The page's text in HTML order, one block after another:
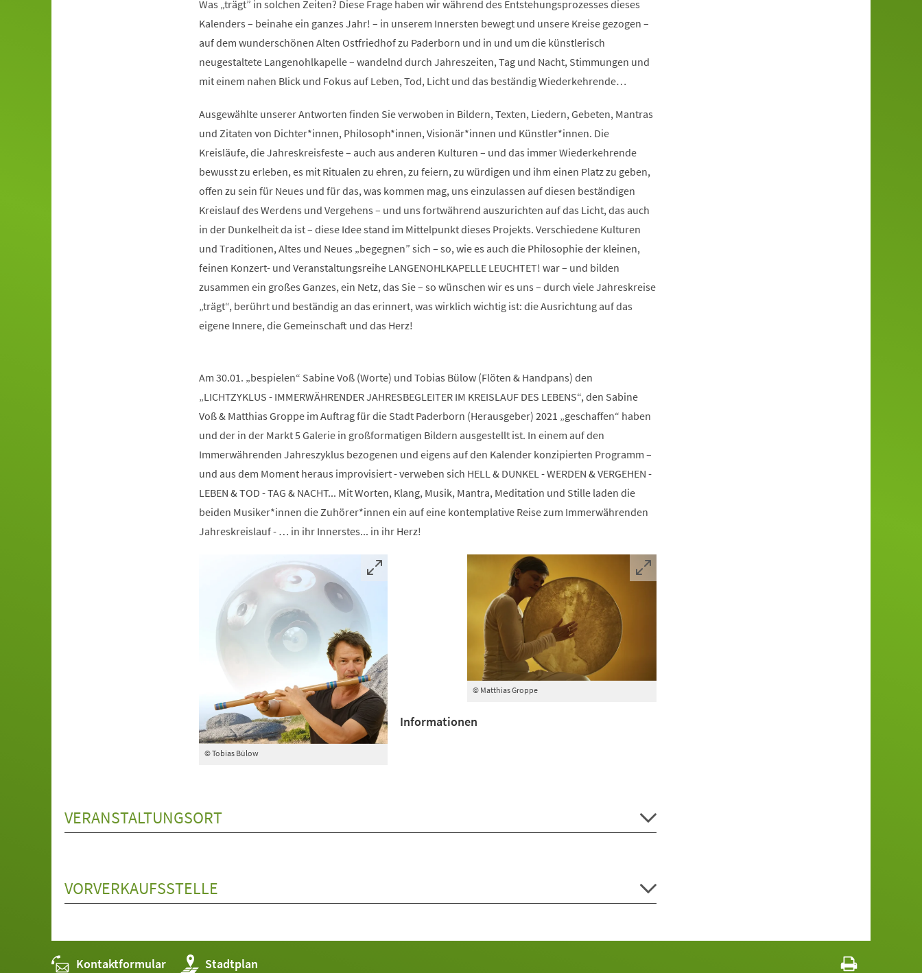
Was „trägt” in solchen Zeiten? Diese Frage haben wir während des Entstehungsprozesses dieses
Kalenders – beinahe ein ganzes Jahr! – in unserem Innersten bewegt und unsere Kreise gezogen –
auf dem wunderschönen Alten Ostfriedhof zu Paderborn und in und um die künstlerisch
neugestaltete Langenohlkapelle – wandelnd durch Jahreszeiten, Tag und Nacht, Stimmungen und
mit einem nahen Blick und Fokus auf Leben, Tod, Licht und das beständig Wiederkehrende…
Ausgewählte unserer Antworten finden Sie verwoben in Bildern, Texten, Liedern, Gebeten, Mantras
und Zitaten von Dichter*innen, Philosoph*innen, Visionär*innen und Künstler*innen. Die
Kreisläufe, die Jahreskreisfeste – auch aus anderen Kulturen – und das immer Wiederkehrende
bewusst zu erleben, es mit Ritualen zu ehren, zu feiern, zu würdigen und ihm einen Platz zu geben,
offen zu sein für Neues und für das, was kommen mag, uns einzulassen auf diesen beständigen
Kreislauf des Werdens und Vergehens – und uns fortwährend auszurichten auf das Licht, das auch
in der Dunkelheit da ist – diese Idee stand im Mittelpunkt dieses Projekts. Verschiedene Kulturen
und Traditionen, Altes und Neues „begegnen” sich – so, wie es auch die Philosophie der kleinen,
feinen Konzert- und Veranstaltungsreihe LANGENOHLKAPELLE LEUCHTET! war – und bilden
zusammen ein großes Ganzes, ein Netz, das Sie – so wünschen wir es uns – durch viele Jahreskreise
„trägt“, berührt und beständig an das erinnert, was wirklich wichtig ist: die Ausrichtung auf das
eigene Innere, die Gemeinschaft und das Herz!
Am 30.01. „bespielen“ Sabine Voß (Worte) und Tobias Bülow (Flöten & Handpans) den
„LICHTZYKLUS - IMMERWÄHRENDER JAHRESBEGLEITER IM KREISLAUF DES LEBENS“, den Sabine
Voß & Matthias Groppe im Auftrag für die Stadt Paderborn (Herausgeber) 2021 „geschaffen“ haben
und der in der Markt 5 Galerie in großformatigen Bildern ausgestellt ist. In einem auf den
Immerwährenden Jahreszyklus bezogenen und eigens auf den Kalender konzipierten Programm –
und aus dem Moment heraus improvisiert - verweben sich HELL & DUNKEL - WERDEN & VERGEHEN -
LEBEN & TOD - TAG & NACHT... Mit Worten, Klang, Musik, Mantra, Meditation und Stille laden die
beiden Musiker*innen die Zuhörer*innen ein auf eine kontemplative Reise zum Immerwährenden
Jahreskreislauf - … in ihr Innerstes... in ihr Herz!
© Tobias Bülow
© Matthias Groppe
Informationen
VERANSTALTUNGSORT
VORVERKAUFSSTELLE
Kontaktformular Stadtplan
(Öffnet